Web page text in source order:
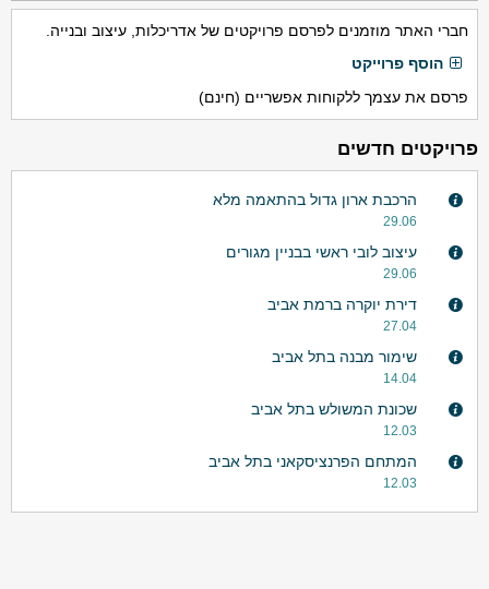
חברי האתר מוזמנים לפרסם פרויקטים של אדריכלות, עיצוב ובנייה.
הוסף פרוייקט
פרסם את עצמך ללקוחות אפשריים (חינם)
פרויקטים חדשים
הרכבת ארון גדול בהתאמה מלא
29.06
עיצוב לובי ראשי בבניין מגורים
29.06
דירת יוקרה ברמת אביב
27.04
שימור מבנה בתל אביב
14.04
שכונת המשולש בתל אביב
12.03
המתחם הפרנציסקאני בתל אביב
12.03